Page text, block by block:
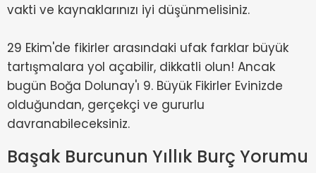
vakti ve kaynaklarınızı iyi düşünmelisiniz.
29 Ekim'de fikirler arasındaki ufak farklar büyük
tartışmalara yol açabilir, dikkatli olun! Ancak
bugün Boğa Dolunay'ı 9. Büyük Fikirler Evinizde
olduğundan, gerçekçi ve gururlu
davranabileceksiniz.
Başak Burcunun Yıllık Burç Yorumu